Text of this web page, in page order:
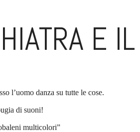
E
l’uomo danza su tutte le cose.
di suoni!
multicolori”